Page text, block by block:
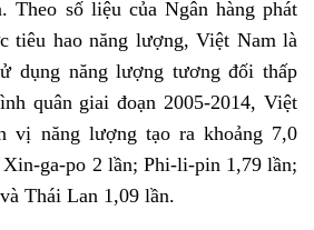
Theo số liệu của Ngân hàng phát
tiêu hao năng lượng, Việt Nam là
dụng năng lượng tương đối thấp
quân giai đoạn 2005-2014, Việt
vị năng lượng tạo ra khoảng 7,0
Xin-ga-po 2 lần; Phi-li-pin 1,79 lần;
Thái Lan 1,09 lần.